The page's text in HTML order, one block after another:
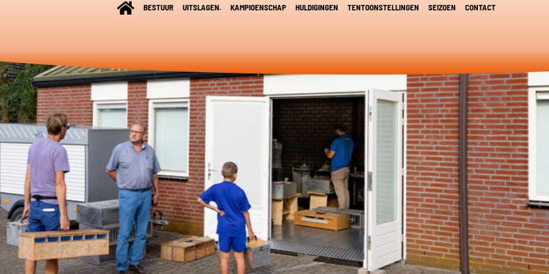
BESTUUR UITSLAGEN. KAMPIOENSCHAP HULDIGINGEN TENTOONSTELLINGEN SEIZOEN CONTACT